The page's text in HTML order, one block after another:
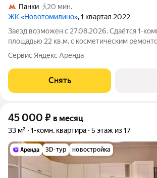
Панки
20 мин.
ЖК «Новотомилино», 1 квартал 2022
Заезд возможен с 27.08.2026. Сдаётся 1-
площадью 22 кв.м. с косметическим
этажном доме на срок от 11 месяцев. Из
Телевизор Стиральная машина Холодильник Кондиционер
Сервис Яндекс Аренда
Снять
45 000 ₽ в месяц
33 м² 1-комн. квартира 5 этаж из 17
3D-тур новостройка